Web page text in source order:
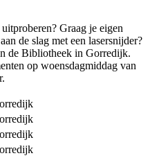
Graag je eigen
de slag met een lasersnijder?
de Bibliotheek in Gorredijk.
op woensdagmiddag van